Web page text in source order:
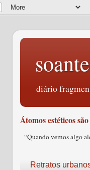
diário
Átomos estéticos
“Quando vemos algo
Retratos